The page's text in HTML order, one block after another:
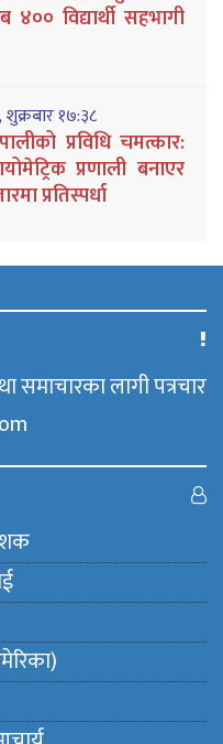
४०० विद्यार्थी सहभागी
१७:३८
प्रविधि चमत्कार:
प्रणाली बनाएर
प्रतिस्पर्धा
लागी पत्रचार